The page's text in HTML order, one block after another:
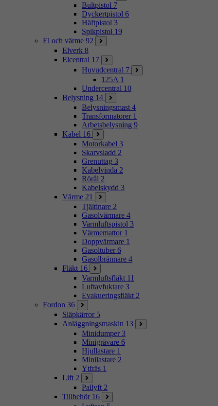
Bultpistol 7
Dyckertpistol 6
Häftpistol 3
Spikpistol 19
El och värme 92
Elverk 8
Elcentral 17
Huvudcentral 7
125A 1
Undercentral 10
Belysning 14
Belysningsmast 4
Transformatorer 1
Arbetsbelysning 9
Kabel 16
Motorkabel 3
Skarvsladd 2
Grenuttag 3
Kabelvinda 2
Rörål 2
Kabelskydd 3
Värme 21
Tjältinare 2
Gasolvärmare 4
Varmluftspistol 3
Värmemattor 1
Doppvärmare 1
Gasoltuber 6
Gasolbrännare 4
Fläkt 16
Varmluftsfläkt 11
Luftavfuktare 3
Evakueringsfläkt 2
Fordon 36
Släpkärror 5
Anläggningsmaskin 13
Minidumper 3
Minigrävare 6
Hjullastare 1
Minilastare 2
Ytfräs 1
Lift 2
Pallyft 2
Tillbehör 16